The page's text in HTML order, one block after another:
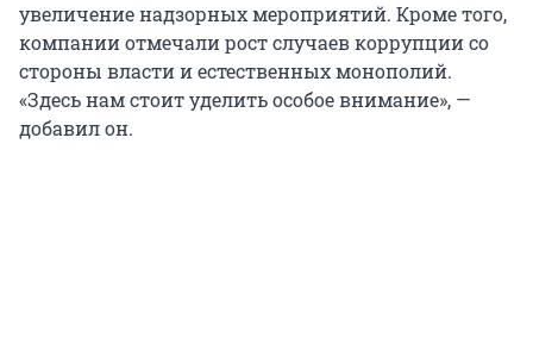
увеличение надзорных мероприятий. Кроме того,
компании отмечали рост случаев коррупции со
стороны власти и естественных монополий.
«Здесь нам стоит уделить особое внимание», —
добавил он.